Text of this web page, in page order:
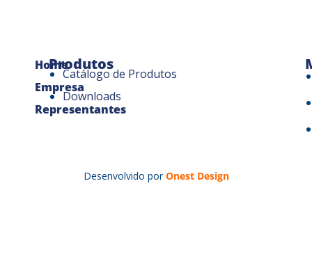
Home
Empresa
Representantes
Produtos
Catálogo de Produtos
Downloads
Desenvolvido por Onest Design